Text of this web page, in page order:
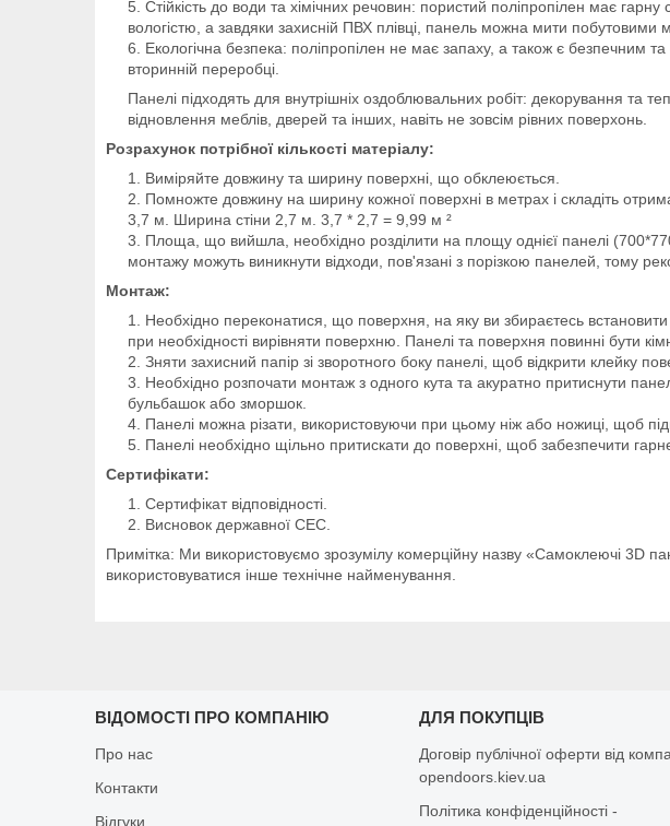
Стійкість до води та хімічних речовин: пористий поліпропілен має
вологістю, а завдяки захисній ПВХ плівці, панель можна мити
Екологічна безпека: поліпропілен не має запаху, а також є безпечним
вторинній переробці.
Панелі підходять для внутрішніх оздоблювальних робіт: декорування та
відновлення меблів, дверей та інших, навіть не зовсім рівних поверхонь.
Розрахунок потрібної кількості матеріалу:
Виміряйте довжину та ширину поверхні, що обклеюється.
Помножте довжину на ширину кожної поверхні в метрах і складіть
3,7 м. Ширина стіни 2,7 м. 3,7 * 2,7 = 9,99 м ²
Площа, що вийшла, необхідно розділити на площу однієї панелі
монтажу можуть виникнути відходи, пов'язані з порізкою панелей, тому
Монтаж:
Необхідно переконатися, що поверхня, на яку ви збираєтесь
при необхідності вирівняти поверхню. Панелі та поверхня повинні бути
Зняти захисний папір зі зворотного боку панелі, щоб відкрити клейку
Необхідно розпочати монтаж з одного кута та акуратно притиснути
бульбашок або зморшок.
Панелі можна різати, використовуючи при цьому ніж або ножиці, щоб
Панелі необхідно щільно притискати до поверхні, щоб забезпечити
Сертифікати:
Сертифікат відповідності.
Висновок державної СЕС.
Примітка: Ми використовуємо зрозумілу комерційну назву «Самоклеючі 3D
використовуватися інше технічне найменування.
ВІДОМОСТІ ПРО КОМПАНІЮ
Про нас
Контакти
Відгуки
ДЛЯ ПОКУПЦІВ
Договір публічної оферти від
opendoors.kiev.ua
Політика конфіденційності -